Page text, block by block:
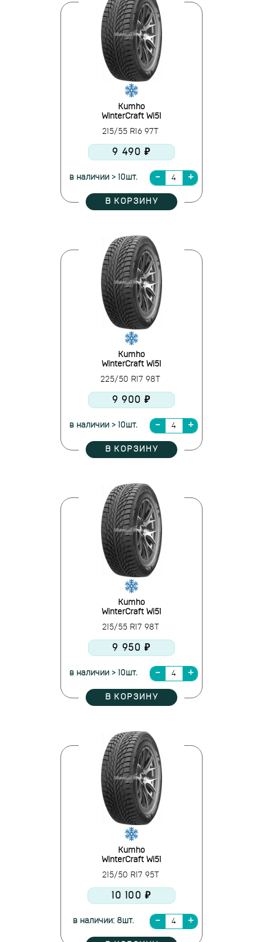
Kumho
WinterCraft Wi51
215/55 R16 97T
9 490 ₽
в наличии > 10шт.
В КОРЗИНУ
Kumho
WinterCraft Wi51
225/50 R17 98T
9 900 ₽
в наличии > 10шт.
В КОРЗИНУ
Kumho
WinterCraft Wi51
215/55 R17 98T
9 950 ₽
в наличии > 10шт.
В КОРЗИНУ
Kumho
WinterCraft Wi51
215/50 R17 95T
10 100 ₽
в наличии: 8шт.